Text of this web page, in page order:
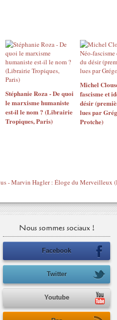
Stéphanie Roza - De quoi
le marxisme humaniste
est-il le nom ? (Librairie
Tropiques, Paris)
Michel
fascisme et
désir
lues par
Protche)
Nous sommes sociaux !
Facebook
Twitter
Youtube